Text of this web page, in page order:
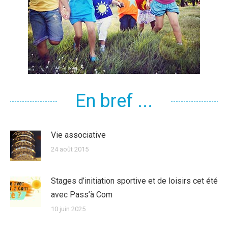
En bref ...
Vie associative
24 août 2015
Stages d’initiation sportive et de loisirs cet été
avec Pass’à Com
10 juin 2025